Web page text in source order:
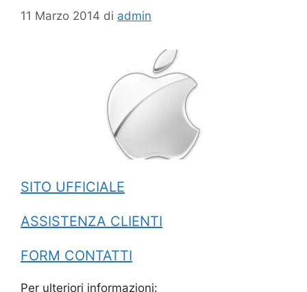
11 Marzo 2014 di admin
SITO UFFICIALE
ASSISTENZA CLIENTI
FORM CONTATTI
Per ulteriori informazioni: